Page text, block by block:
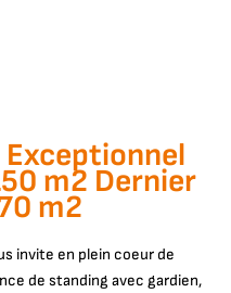
Exceptionnel
m2 Dernier
m2
invite en plein coeur de
de standing avec gardien,